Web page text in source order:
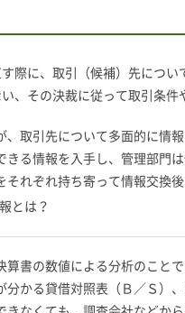
際に、取引（候補）先につ
、その決裁に従って取引条件
、取引先について多面的に情
きる情報を入手し、管理部門
それぞれ持ち寄って情報交換
とは？
算書の数値による分析のこと
分かる貸借対照表（Ｂ／Ｓ）